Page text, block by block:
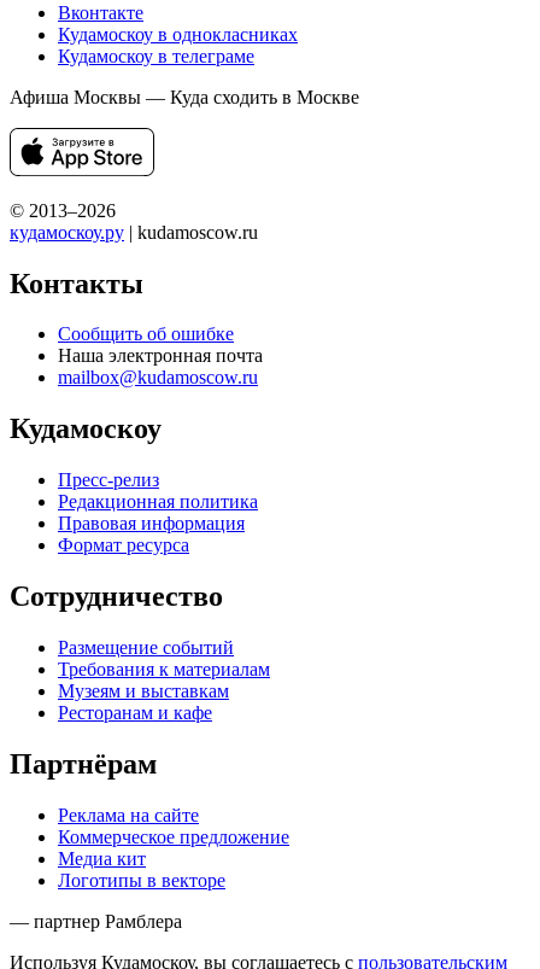
Вконтакте
Кудамоскоу в однокласниках
Кудамоскоу в телеграме
Афиша Москвы — Куда сходить в Москве
© 2013–2026
кудамоскоу.ру | kudamoscow.ru
Контакты
Сообщить об ошибке
Наша электронная почта
mailbox@kudamoscow.ru
Кудамоскоу
Пресс-релиз
Редакционная политика
Правовая информация
Формат ресурса
Сотрудничество
Размещение событий
Требования к материалам
Музеям и выставкам
Ресторанам и кафе
Партнёрам
Реклама на сайте
Коммерческое предложение
Медиа кит
Логотипы в векторе
— партнер Рамблера
Используя Кудамоскоу, вы соглашаетесь с пользовательским